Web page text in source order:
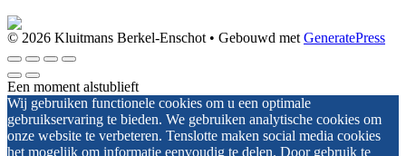
© 2026 Kluitmans Berkel-Enschot • Gebouwd met GeneratePress
Een moment alstublieft
Wij gebruiken functionele cookies om u een optimale
gebruikservaring te bieden. We gebruiken analytische cookies om
onze website te verbeteren. Tenslotte maken social media cookies
het mogelijk om informatie eenvoudig te delen. Door gebruik te